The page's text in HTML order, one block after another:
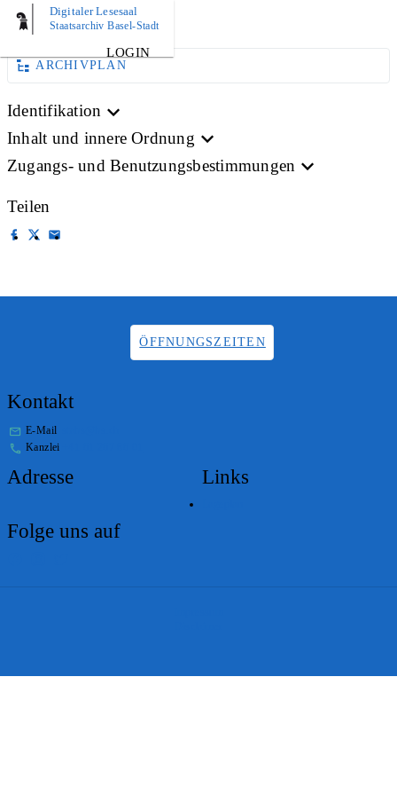
Digitaler Lesesaal
Staatsarchiv Basel-Stadt
LOGIN
BILD
ARCHIVPLAN
Identifikation
Inhalt und innere Ordnung
Zugangs- und Benutzungsbestimmungen
Teilen
ÖFFNUNGSZEITEN
Kontakt
E-Mail
Kanzlei
Adresse Links
Folge uns auf